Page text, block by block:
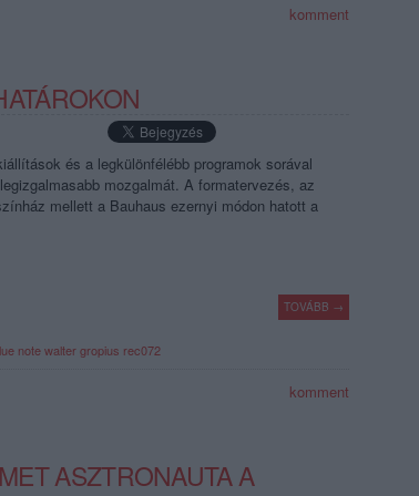
komment
és a legkülönfélébb programok sorával
mozgalmát. A formatervezés, az
mellett a Bauhaus ezernyi módon hatott a
TOVÁBB →
notewalter gropius rec072
komment
ASZTRONAUTA A